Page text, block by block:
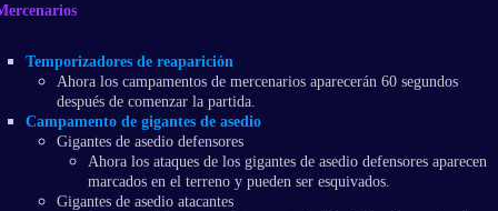
Temporizadores de reaparición
Ahora los campamentos de mercenarios aparecerán 60 segundos
después de comenzar la partida.
Campamento de gigantes de asedio
Gigantes de asedio defensores
Ahora los ataques de los gigantes de asedio defensores aparecen
marcados en el terreno y pueden ser esquivados.
Gigantes de asedio atacantes